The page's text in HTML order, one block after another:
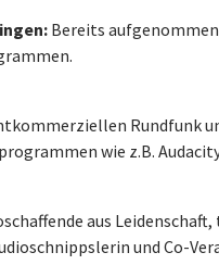
Bereits
Rundfunk
wie z.B.
aus
und Co-